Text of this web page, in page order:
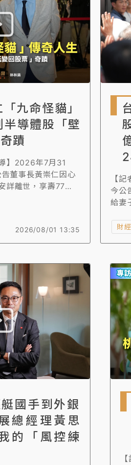
九命怪貓」
導體股「壁
蹟
】2026年7月31
董事長黃崇仁因心
詳離世，享壽77
債下市、重整轉型、
壁紙變回股票」奇
見的重生篇章。
2026/08/01 13:35
【
今公
給妻
月
財經
國手到外銀
總經理黃思
的「風控練